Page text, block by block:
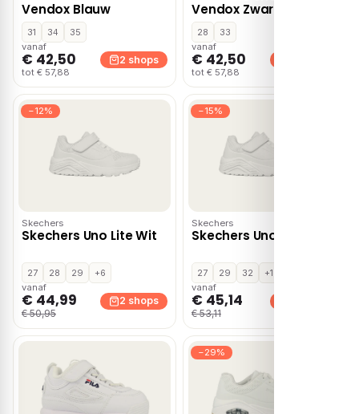
Vendox Blauw
31 34
35
vanaf
€ 42,50
tot € 57,88
2 shops
Vendox Zwart
28
33
vanaf
€ 42,50
tot € 57,88
−12%
Skechers
Skechers Uno Lite Wit
27 28 29
+6
vanaf
€ 44,99
€ 50,95
2 shops
−15%
Skechers
Skechers Uno Lite Wit
27 29 32
+1
vanaf
€ 45,14
€ 53,11
−29%